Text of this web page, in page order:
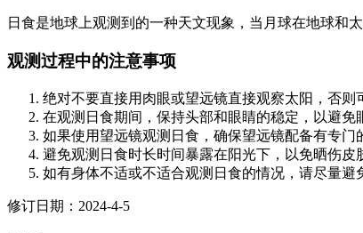
日食是地球上观测到的一种天文现象，当月球在地球和
观测过程中的注意事项
绝对不要直接用肉眼或望远镜直接观察太阳，否
在观测日食期间，保持头部和眼睛的稳定，以避免
如果使用望远镜观测日食，确保望远镜配备有专门
避免观测日食时长时间暴露在阳光下，以免晒伤皮
如有身体不适或不适合观测日食的情况，请尽量避
修订日期：2024-4-5